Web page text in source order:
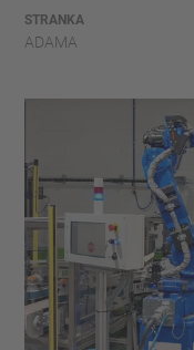
STRANKA
ADAMA